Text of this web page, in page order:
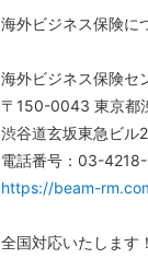
海外ビジネス保険に
海外ビジネス保険セ
〒150-0043 東京都
渋谷道玄坂東急ビル
電話番号：03-
https://beam-
全国対応いたします！